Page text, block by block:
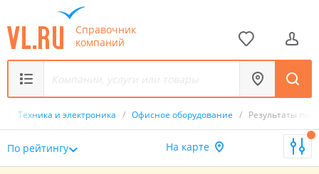
Справочник
компаний
Техника и электроника / Офисное оборудование / Результаты
По рейтингу На карте